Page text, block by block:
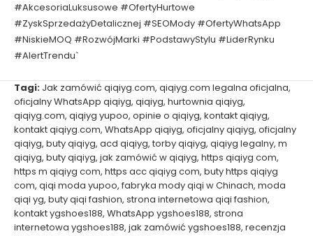
#AkcesoriaLuksusowe #OfertyHurtowe
#ZyskSprzedażyDetalicznej #SEOMody #OfertyWhatsApp
#NiskieMOQ #RozwójMarki #PodstawyStylu #LiderRynku
#AlertTrendu`
Tagi: Jak zamówić qiqiyg.com, qiqiyg.com legalna oficjalna,
oficjalny WhatsApp qiqiyg, qiqiyg, hurtownia qiqiyg,
qiqiyg.com, qiqiyg yupoo, opinie o qiqiyg, kontakt qiqiyg,
kontakt qiqiyg.com, WhatsApp qiqiyg, oficjalny qiqiyg, oficjalny
qiqiyg, buty qiqiyg, acd qiqiyg, torby qiqiyg, qiqiyg legalny, m
qiqiyg, buty qiqiyg, jak zamówić w qiqiyg, https qiqiyg com,
https m qiqiyg com, https acc qiqiyg com, buty https qiqiyg
com, qiqi moda yupoo, fabryka mody qiqi w Chinach, moda
qiqi yg, buty qiqi fashion, strona internetowa qiqi fashion,
kontakt ygshoes188, WhatsApp ygshoes188, strona
internetowa ygshoes188, jak zamówić ygshoes188, recenzja